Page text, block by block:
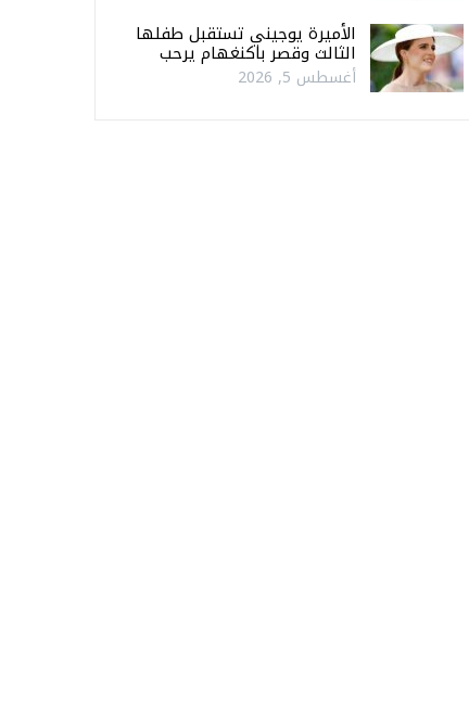
الأميرة يوجيني تستقبل طفلها
الثالث وقصر باكنغهام يرحب
أغسطس 5, 2026